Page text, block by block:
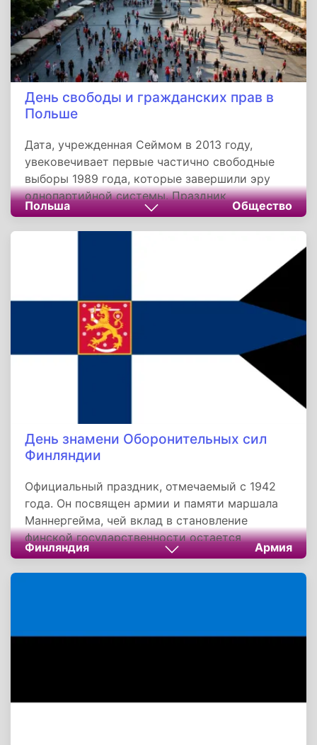
День свободы и гражданских прав в
Польше
Дата, учрежденная Сеймом в 2013 году,
увековечивает первые частично свободные
выборы 1989 года, которые завершили эру
однопартийной системы. Праздник
символизирует торжество народной воли,
достигнутое без насилия, и напоминает о
Польша Общество
День знамени Оборонительных сил
Финляндии
Официальный праздник, отмечаемый с 1942
года. Он посвящен армии и памяти маршала
Маннергейма, чей вклад в становление
финской государственности остается
фундаментом национального самосознания.
Традиции этого дня — парады, награждения,
защите. Для Финляндии, где безопасность
Финляндия Армия